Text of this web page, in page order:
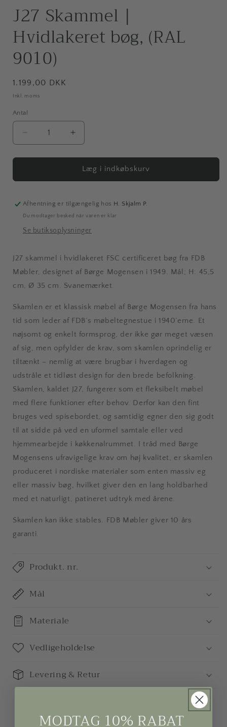
J27 Skammel |
Hvidlakeret bøg, (RAL
9010)
Normalpris
1.199,00 DKK
Inkl. moms
Antal
Antal
Reducer
antallet
for
Skammel
Hvidlakeret
bøg,
9010)
Øg
antallet
for
J27
Skammel
Hvidlakeret
bøg,
9010)
Læg i indkøbskurv
Afhentning er tilgængelig hos H. Skjalm P.
Du modtager besked når varen er klar
Se butiksoplysninger
J27 skammel i hvidlakeret FSC certificeret bøg fra FDB
Møbler, designet af Børge Mogensen i 1949. Mål; H: 45,5
cm, Ø 35 cm. Svanemærket.
Skamlen er et klassisk møbel af Børge Mogensen fra hans
tid som leder af FDB’s møbeltegnestue i 1940’erne. Et
nøjsomt og enkelt formsprog, der ikke gør meget væsen
af sig, men opfylder de krav, som skamlen oprindelig er
tiltænkt – nemlig at være brugbar i hverdagen og
udstråle et tidløst design for den brede befolkning.
Skamlen, kaldet J27, fungerer som et fleksibelt møbel
med flere funktioner efter behov. Derfor kan den fint
bruges ved spisebordet, og samtidig egner den sig godt
til at sidde på ved en uformel samtale eller ved
hjemmearbejde i køkkenalrummet. I tråd med Børge
Mogensens ufravigelige krav om høj kvalitet, er skamlen
produceret i nordiske materialer som enten massiv eg
eller massiv bøg, hvilket giver den en lang holdbarhed
med et naturligt, patineret udtryk med årene.
Skamlen kan ikke stables. FDB Møbler giver 10 års
garanti.
Produkt. nr.
Mål
Materiale
Vedligeholdelse
Levering & Retur
MODTAG 10% RABAT